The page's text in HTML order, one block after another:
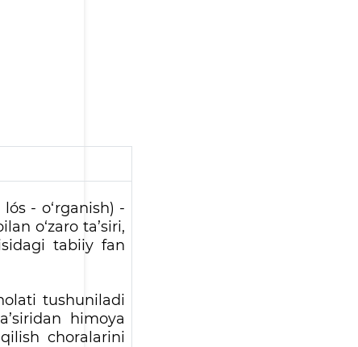
- o‘rganish) -
o‘zaro ta’siri,
tabiiy fan
tushuniladi
himoya
choralarini